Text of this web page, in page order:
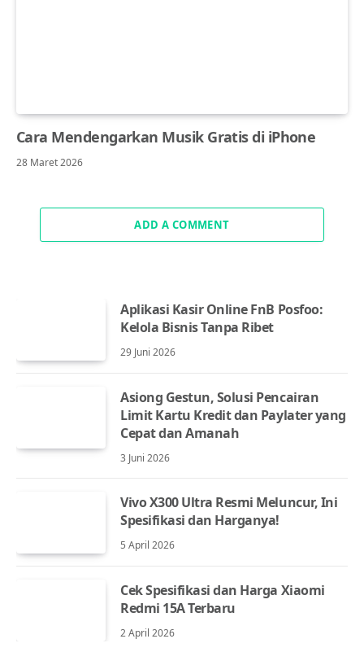
Cara Mendengarkan Musik Gratis di iPhone
28 Maret 2026
ADD A COMMENT
Aplikasi Kasir Online FnB Posfoo:
Kelola Bisnis Tanpa Ribet
29 Juni 2026
Asiong Gestun, Solusi Pencairan
Limit Kartu Kredit dan Paylater yang
Cepat dan Amanah
3 Juni 2026
Vivo X300 Ultra Resmi Meluncur, Ini
Spesifikasi dan Harganya!
5 April 2026
Cek Spesifikasi dan Harga Xiaomi
Redmi 15A Terbaru
2 April 2026